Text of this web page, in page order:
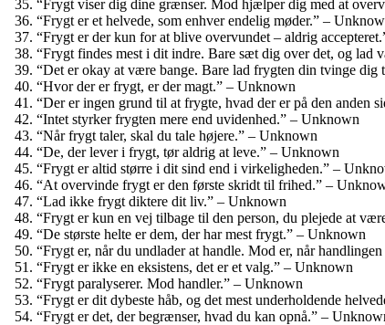
“Frygt viser dig dine grænser. Mod hjælper dig med at
“Frygt er et helvede, som enhver endelig møder.” –
“Frygt er der kun for at blive overvundet – aldrig
“Frygt findes mest i dit indre. Bare sæt dig over det, og lad
“Det er okay at være bange. Bare lad frygten din tvinge
“Hvor der er frygt, er der magt.” – Unknown
“Der er ingen grund til at frygte, hvad der er på den anden
“Intet styrker frygten mere end uvidenhed.” – Unknown
“Når frygt taler, skal du tale højere.” – Unknown
“De, der lever i frygt, tør aldrig at leve.” – Unknown
“Frygt er altid større i dit sind end i virkeligheden.” –
“At overvinde frygt er den første skridt til frihed.” –
“Lad ikke frygt diktere dit liv.” – Unknown
“Frygt er kun en vej tilbage til den person, du plejede at
“De største helte er dem, der har mest frygt.” – Unknown
“Frygt er, når du undlader at handle. Mod er, når
“Frygt er ikke en eksistens, det er et valg.” – Unknown
“Frygt paralyserer. Mod handler.” – Unknown
“Frygt er dit dybeste håb, og det mest underholdende
“Frygt er det, der begrænser, hvad du kan opnå.” –